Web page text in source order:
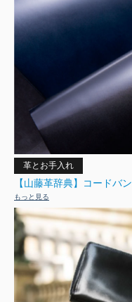
革とお手入れ
【山藤革辞典】コードバン
もっと見る